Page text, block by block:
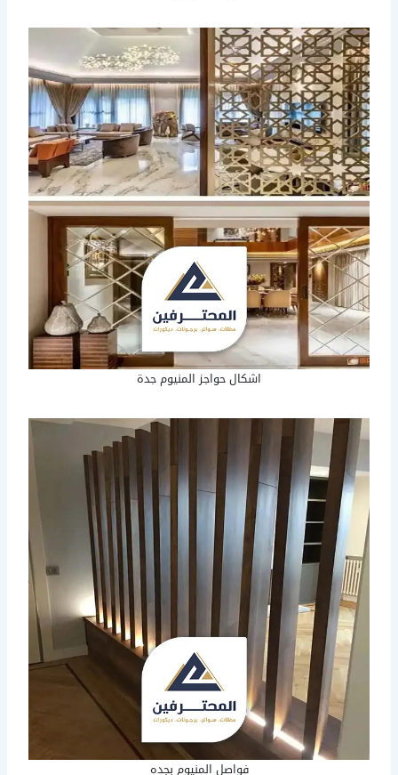
اشكال حواجز المنيوم جدة
فواصل المنيوم بجده